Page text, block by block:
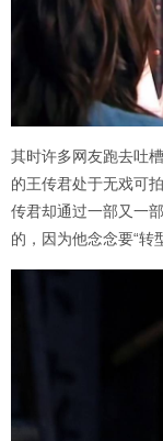
其时许多网友跑去吐
的王传君处于无戏可
传君却通过一部又一
的，因为他念念要“转型